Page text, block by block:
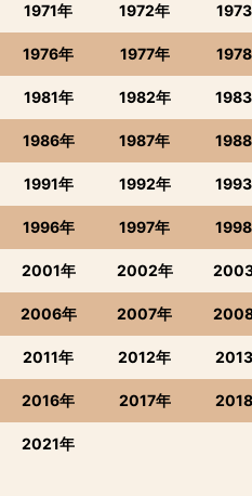
1971年 1972年
1976年 1977年
1981年 1982年
1986年 1987年
1991年 1992年
1996年 1997年
2001年 2002年
2006年 2007年
2011年 2012年
2016年 2017年
2021年